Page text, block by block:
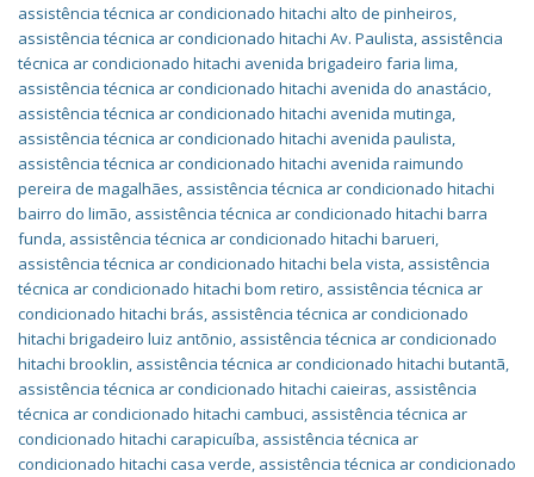
assistência técnica ar condicionado hitachi alto de pinheiros,
assistência técnica ar condicionado hitachi Av. Paulista, assistência
técnica ar condicionado hitachi avenida brigadeiro faria lima,
assistência técnica ar condicionado hitachi avenida do anastácio,
assistência técnica ar condicionado hitachi avenida mutinga,
assistência técnica ar condicionado hitachi avenida paulista,
assistência técnica ar condicionado hitachi avenida raimundo
pereira de magalhães, assistência técnica ar condicionado hitachi
bairro do limão, assistência técnica ar condicionado hitachi barra
funda, assistência técnica ar condicionado hitachi barueri,
assistência técnica ar condicionado hitachi bela vista, assistência
técnica ar condicionado hitachi bom retiro, assistência técnica ar
condicionado hitachi brás, assistência técnica ar condicionado
hitachi brigadeiro luiz antõnio, assistência técnica ar condicionado
hitachi brooklin, assistência técnica ar condicionado hitachi butantã,
assistência técnica ar condicionado hitachi caieiras, assistência
técnica ar condicionado hitachi cambuci, assistência técnica ar
condicionado hitachi carapicuíba, assistência técnica ar
condicionado hitachi casa verde, assistência técnica ar condicionado